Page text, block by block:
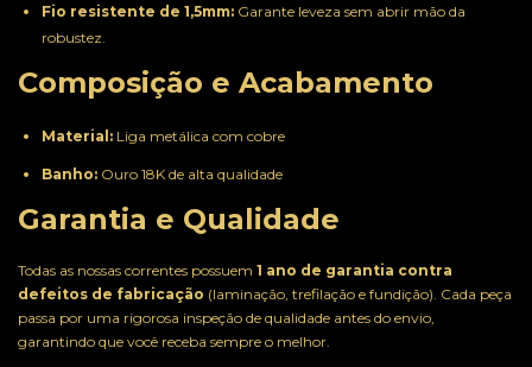
Fio resistente de 1,5mm: Garante leveza sem abrir mão da
robustez.
Composição e Acabamento
Material: Liga metálica com cobre
Banho: Ouro 18K de alta qualidade
Garantia e Qualidade
Todas as nossas correntes possuem 1 ano de garantia contra
defeitos de fabricação (laminação, trefilação e fundição). Cada peça
passa por uma rigorosa inspeção de qualidade antes do envio,
garantindo que você receba sempre o melhor.